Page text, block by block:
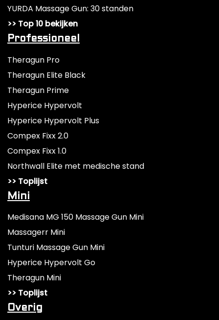
YURDA Massage Gun: 30 standen
>> Top 10 bekijken
Professioneel
Theragun Pro
Theragun Elite Black
Theragun Prime
Hyperice Hypervolt
Hyperice Hypervolt Plus
Compex Fixx 2.0
Compex Fixx 1.0
Northwall Elite met medische stand
>> Toplijst
Mini
Medisana MG 150 Massage Gun Mini
Massagerr Mini
Tunturi Massage Gun Mini
Hyperice Hypervolt Go
Theragun Mini
>> Toplijst
Overig